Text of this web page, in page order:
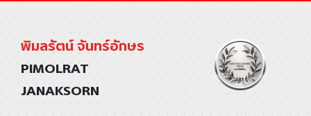
พิมลรัตน์ จันทร์อักษร
PIMOLRAT
JANAKSORN